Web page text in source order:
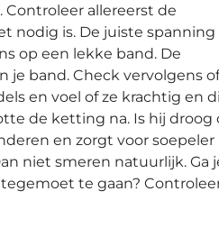
allereerst de
nodig is. De juiste spanning
op een lekke band. De
je band. Check vervolgens
en voel of ze krachtig en
de ketting na. Is hij droog
en zorgt voor soepeler
niet smeren natuurlijk. Ga
te gaan?